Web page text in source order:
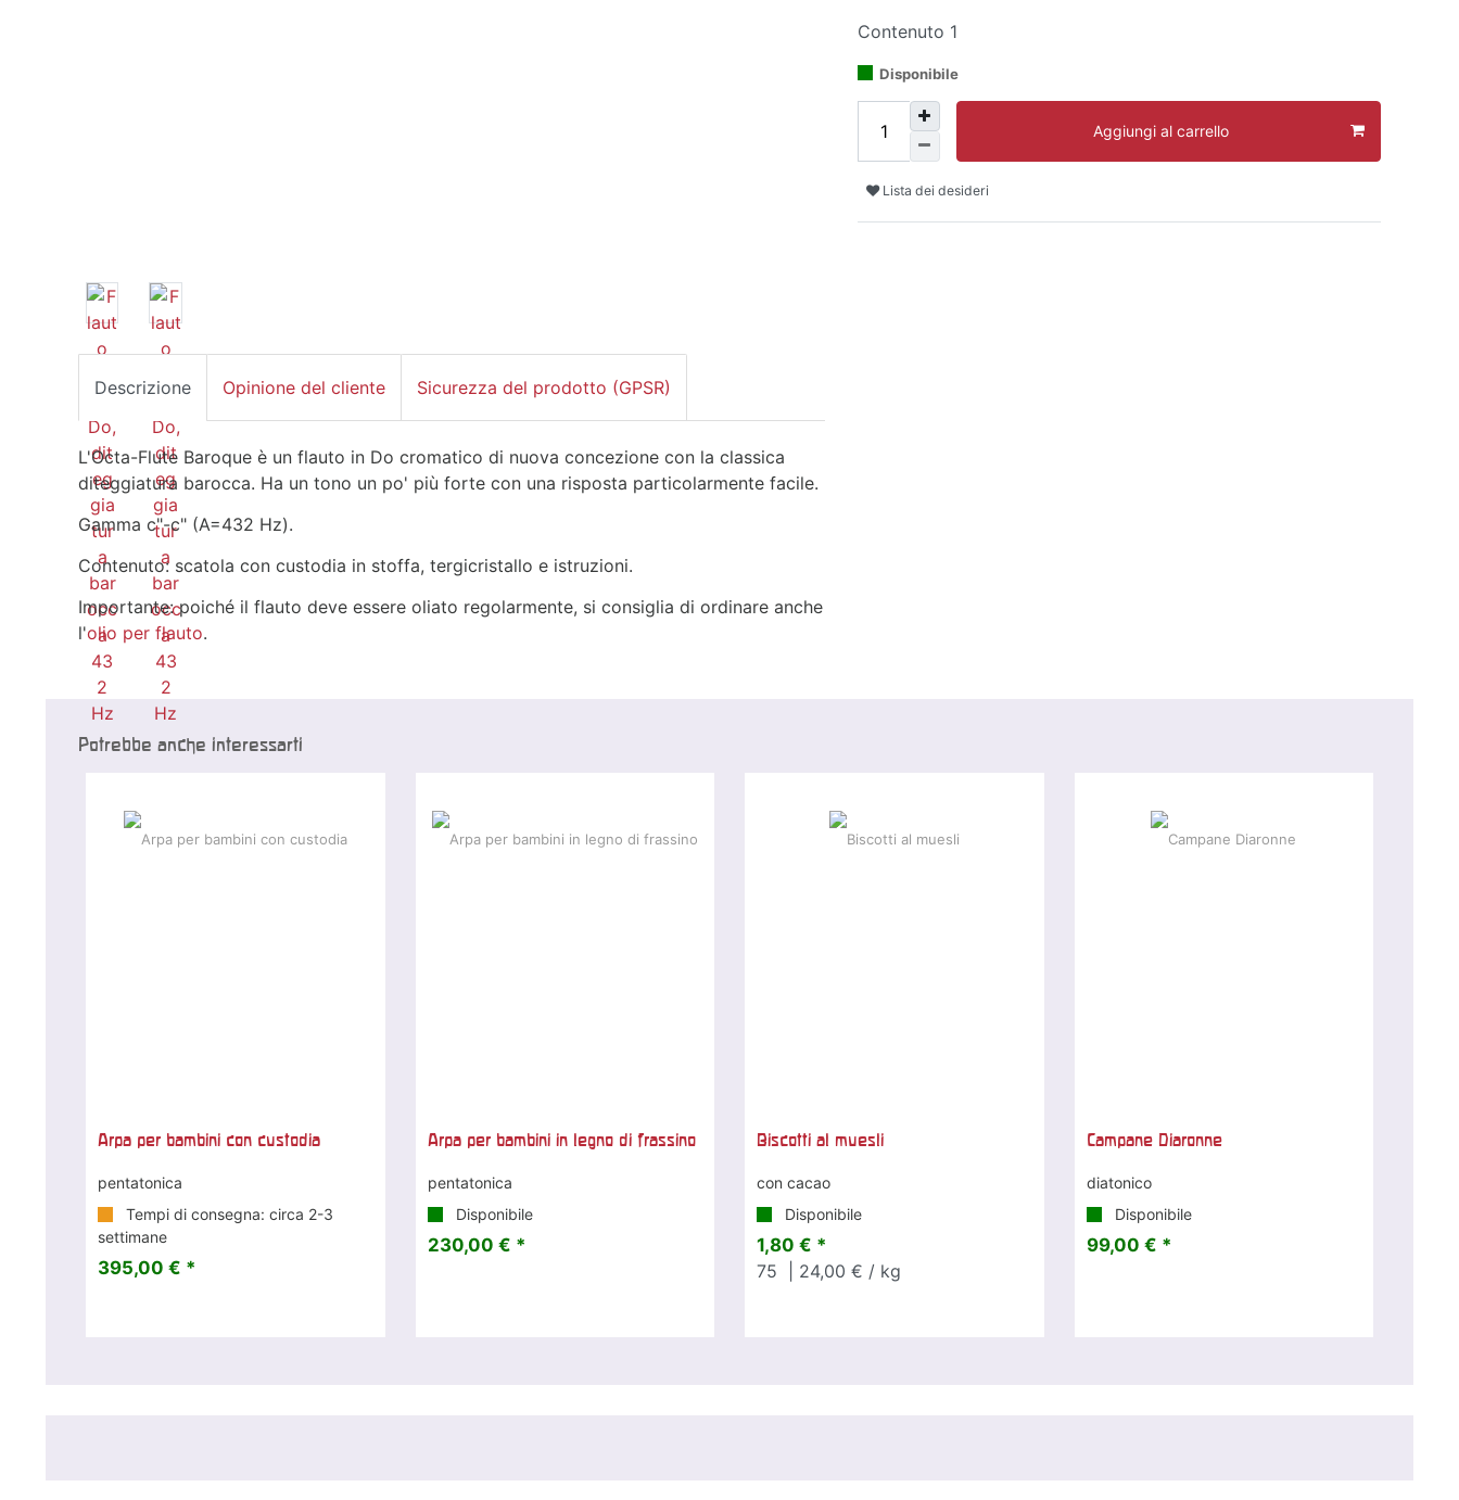
Contenuto 1
Disponibile
Aggiungi al carrello
Lista dei desideri
Descrizione Opinione del cliente Sicurezza del prodotto (GPSR)
L'Octa-Flute Baroque è un flauto in Do cromatico di nuova concezione con la classica
diteggiatura barocca. Ha un tono un po' più forte con una risposta particolarmente facile.
Gamma c"-c" (A=432 Hz).
Contenuto: scatola con custodia in stoffa, tergicristallo e istruzioni.
Importante: poiché il flauto deve essere oliato regolarmente, si consiglia di ordinare anche
l'olio per flauto.
Potrebbe anche interessarti
Arpa per bambini con custodia
pentatonica
Tempi di consegna: circa 2-3
settimane
395,00 € *
Arpa per bambini in legno di frassino
pentatonica
Disponibile
230,00 € *
Biscotti al muesli
con cacao
Disponibile
1,80 € *
75
| 24,00 € / kg
Campane Diaronne
diatonico
Disponibile
99,00 € *